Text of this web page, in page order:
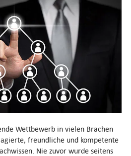
Wettbewerb in vielen Brachen
freundliche und kompetente
Nie zuvor wurde seitens